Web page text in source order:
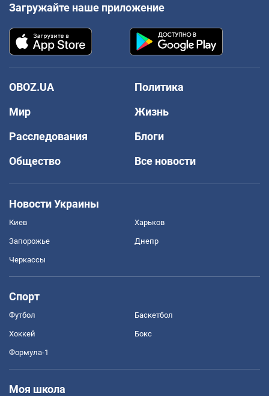
Загружайте наше приложение
OBOZ.UA
Политика
Мир
Жизнь
Расследования
Блоги
Общество
Все новости
Новости Украины
Киев Харьков
Запорожье Днепр
Черкассы
Спорт
Футбол Баскетбол
Хоккей Бокс
Формула-1
Моя школа